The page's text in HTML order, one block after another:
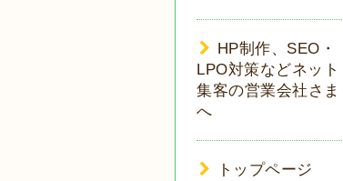
HP制作、SEO・
LPO対策などネット
集客の営業会社さま
へ
トップページ